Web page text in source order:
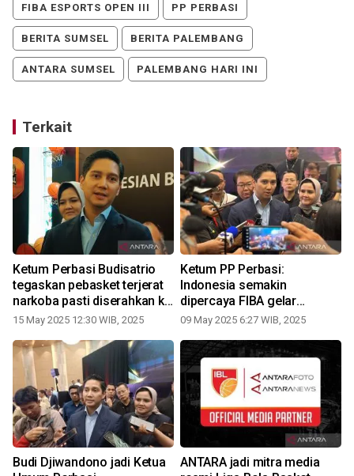
FIBA ESPORTS OPEN III PP PERBASI
BERITA SUMSEL BERITA PALEMBANG
ANTARA SUMSEL PALEMBANG HARI INI
Terkait
Ketum Perbasi Budisatrio
tegaskan pebasket terjerat
narkoba pasti diserahkan ke
aparat penegak hukum
15 May 2025 12:30 WIB, 2025
Ketum PP Perbasi:
Indonesia semakin
dipercaya FIBA gelar
tunamen kelas dunia
09 May 2025 6:27 WIB, 2025
Budi Djiwandono jadi Ketua
ANTARA jadi mitra media